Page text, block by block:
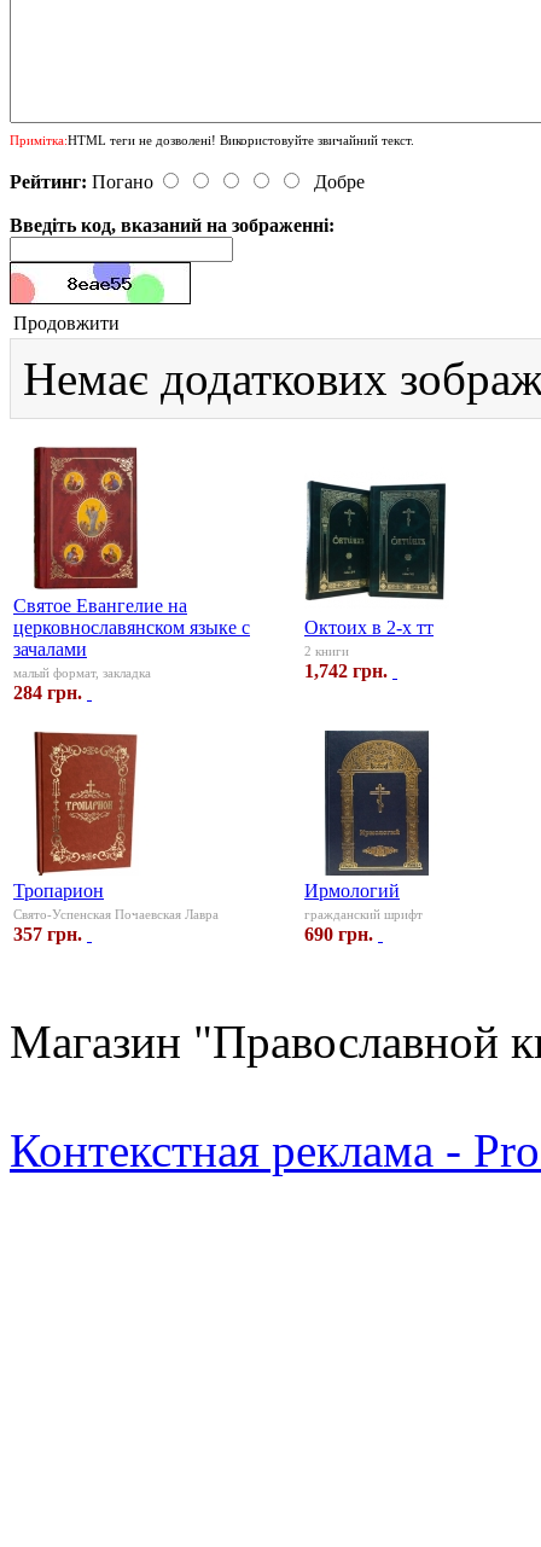
Примітка:HTML теги не дозволені! Використовуйте звичайний текст.
Рейтинг: Погано Добре
Введіть код, вказаний на зображенні:
Продовжити
Немає додаткових
Святое Евангелие на
церковнославянском языке с
зачалами
малый формат, закладка
284 грн.
Октоих в 2-х тт
2 книги
1,742 грн.
Тропарион
Свято-Успенская Почаевская Лавра
357 грн.
Ирмологий
гражданский шрифт
690 грн.
Магазин "Православной
Контекстная реклама -